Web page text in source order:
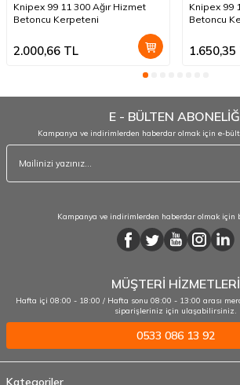
Knipex 99 11 300 Ağır Hizmet
Betoncu Kerpeteni
2.000,66 TL
Knipex 99
Betoncu
1.650,35
E - BÜLTEN
Kampanya ve indirimlerden haberdar olmak için e-
Kampanya ve indirimlerden haberdar olmak için
MÜŞTERİ HİZMETLERİ
Hafta içi 08:00 - 18:00 / Hafta sonu 08:00 - 13:00 arası
siparişleriniz için ulaşabilirsiniz.
0533 086 13 92